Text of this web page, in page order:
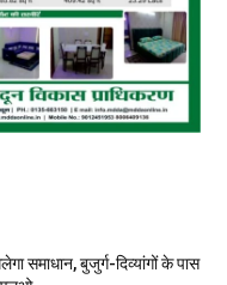
समाधान, बुजुर्ग-दिव्यांगों के पास